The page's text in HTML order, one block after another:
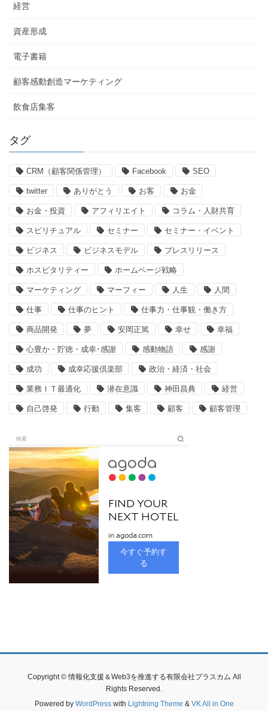
経営
資産形成
電子書籍
顧客感動創造マーケティング
飲食店集客
タグ
CRM（顧客関係管理） Facebook SEO
twitter ありがとう お客 お金
お金・投資 アフィリエイト コラム・人財共育
スピリチュアル セミナー セミナー・イベント
ビジネス ビジネスモデル プレスリリース
ホスピタリティー ホームページ戦略
マーケティング マーフィー 人生 人間
仕事 仕事のヒント 仕事力・仕事観・働き方
商品開発 夢 安岡正篤 幸せ 幸福
心豊か・貯徳・成幸･感謝 感動物語 感謝
成功 成幸応援倶楽部 政治・経済・社会
業務ＩＴ最適化 潜在意識 神田昌典 経営
自己啓発 行動 集客 顧客 顧客管理
Copyright © 情報化支援＆Web3を推進する有限会社プラスカム All
Rights Reserved.
Powered by WordPresswith Lightning Theme & VK All in One